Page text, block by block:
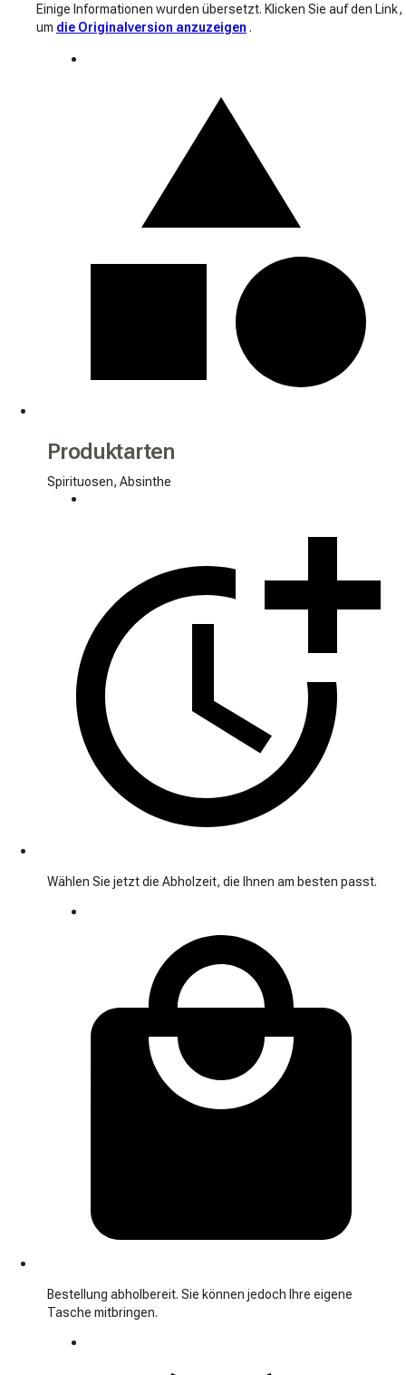
Einige Informationen wurden übersetzt. Klicken Sie auf den Link,
um die Originalversion anzuzeigen .
Produktarten
Spirituosen, Absinthe
Wählen Sie jetzt die Abholzeit, die Ihnen am besten passt.
Bestellung abholbereit. Sie können jedoch Ihre eigene
Tasche mitbringen.